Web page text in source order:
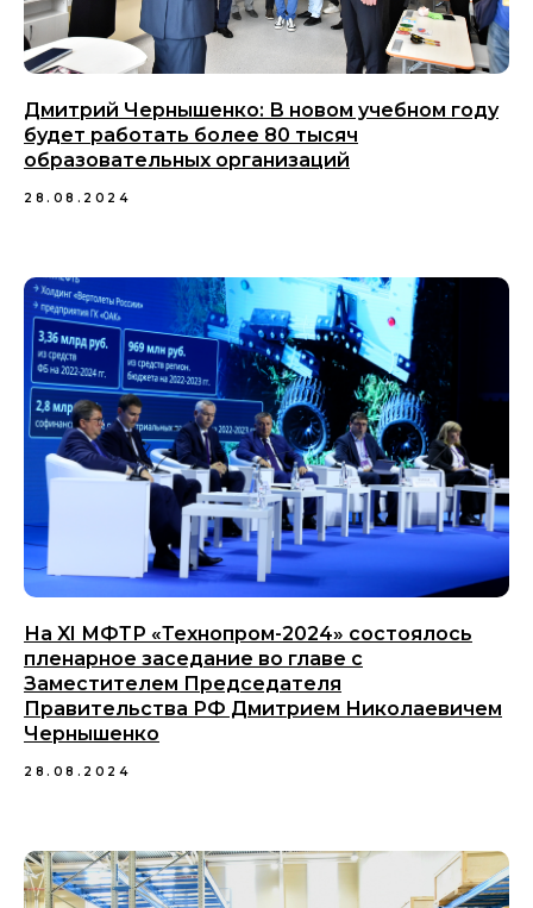
Дмитрий Чернышенко: В новом учебном году
будет работать более 80 тысяч
образовательных организаций
28.08.2024
На XI МФТР «Технопром-2024» состоялось
пленарное заседание во главе с
Заместителем Председателя
Правительства РФ Дмитрием Николаевичем
Чернышенко
28.08.2024